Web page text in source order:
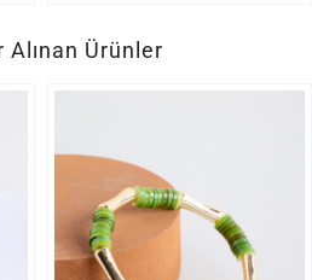
Alınan Ürünler